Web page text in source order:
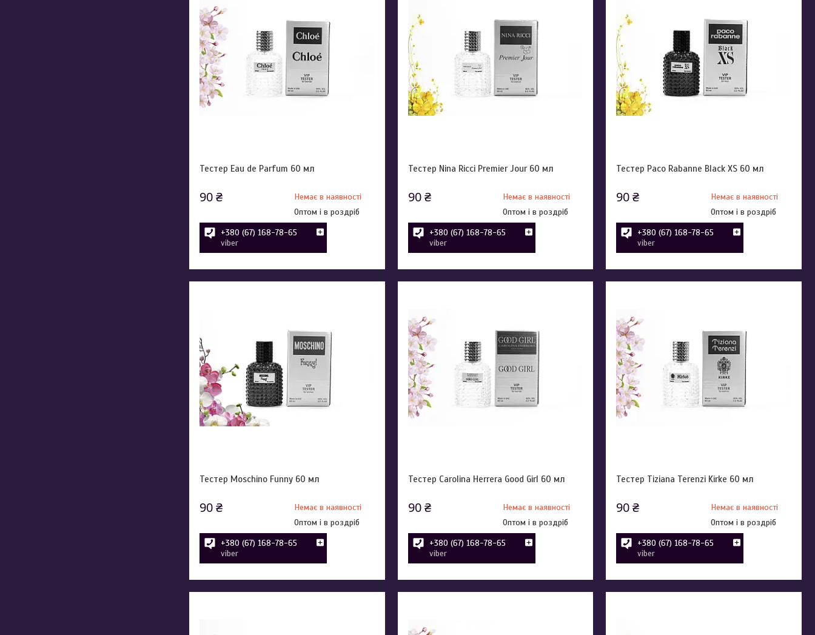
Тестер Eau de Parfum 60 мл
90 ₴
Немає в наявності
Оптом і в роздріб
+380 (67) 168-78-65
viber
Тестер Nina Ricci Premier Jour 60 мл
90 ₴
Немає в наявності
Оптом і в роздріб
+380 (67) 168-78-65
viber
Тестер Paco Rabanne Black XS 60 мл
90 ₴
Немає в наявності
Оптом і в роздріб
+380 (67) 168-78-65
viber
Тестер Moschino Funny 60 мл
90 ₴
Немає в наявності
Оптом і в роздріб
+380 (67) 168-78-65
viber
Тестер Carolina Herrera Good Girl 60 мл
90 ₴
Немає в наявності
Оптом і в роздріб
+380 (67) 168-78-65
viber
Тестер Tiziana Terenzi Kirke 60 мл
90 ₴
Немає в наявності
Оптом і в роздріб
+380 (67) 168-78-65
viber